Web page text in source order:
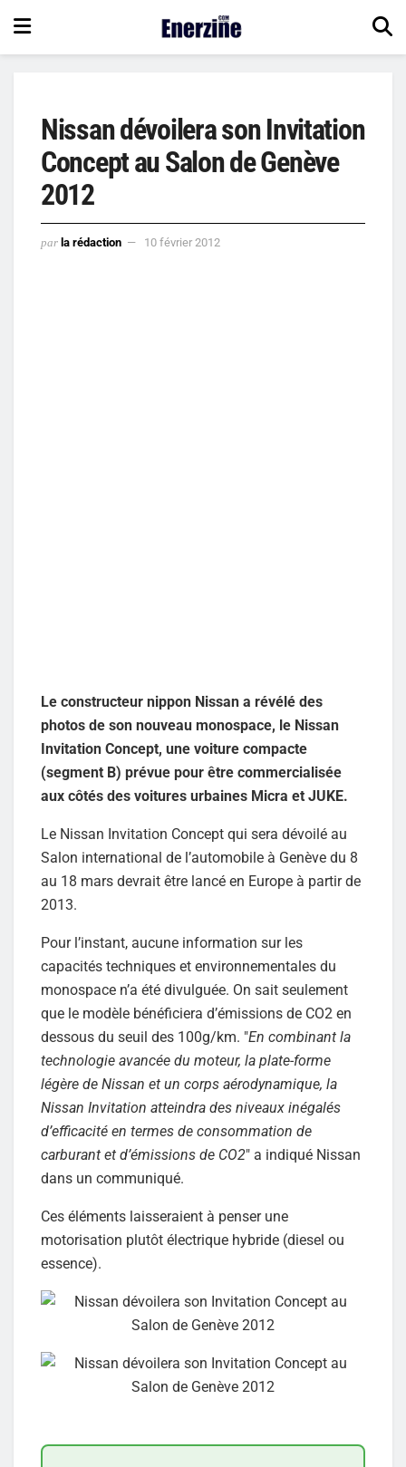
Nissan dévoilera son Invitation
Concept au Salon de Genève
2012
par la rédaction 10 février 2012
Le constructeur nippon Nissan a révélé des
photos de son nouveau monospace, le Nissan
Invitation Concept, une voiture compacte
(segment B) prévue pour être commercialisée
aux côtés des voitures urbaines Micra et JUKE.
Le Nissan Invitation Concept qui sera dévoilé au
Salon international de l’automobile à Genève du 8
au 18 mars devrait être lancé en Europe à partir de
2013.
Pour l’instant, aucune information sur les
capacités techniques et environnementales du
monospace n’a été divulguée. On sait seulement
que le modèle bénéficiera d’émissions de CO2 en
dessous du seuil des 100g/km. "En combinant la
technologie avancée du moteur, la plate-forme
légère de Nissan et un corps aérodynamique, la
Nissan Invitation atteindra des niveaux inégalés
d’efficacité en termes de consommation de
carburant et d’émissions de CO2" a indiqué Nissan
dans un communiqué.
Ces éléments laisseraient à penser une
motorisation plutôt électrique hybride (diesel ou
essence).